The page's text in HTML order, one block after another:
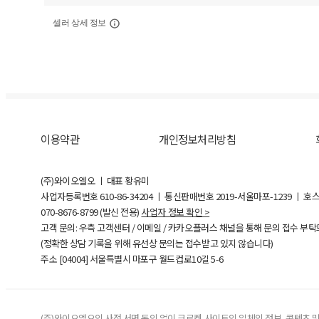
셀러 상세 정보
이용약관 개인정보처리방침
(주)와이오엘오 ㅣ 대표 황유미
사업자등록번호610-86-34204ㅣ 통신판매번호 2019-서울마포-1239 ㅣ 호
070-8676-8799 (발신 전용) 사업자 정보 확인 >
고객 문의: 우측 고객센터 / 이메일 / 카카오플러스 채널을 통해 문의 접수 부
(정확한 상담 기록을 위해 유선상 문의는 접수받고 있지 않습니다)
주소 [04004] 서울특별시 마포구 월드컵로10길5-6